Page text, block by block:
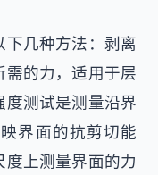
几种方法：剥离
的力，适用于层
测试是测量沿界
界面的抗剪切能
上测量界面的力